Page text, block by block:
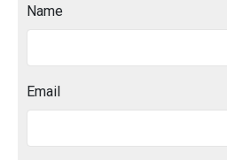
Name
Email